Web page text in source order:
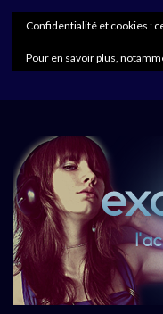
Confidentialité et cookies :
Pour en savoir plus,